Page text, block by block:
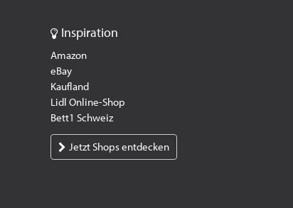
Inspiration
Amazon
eBay
Kaufland
Lidl Online-Shop
Bett1 Schweiz
Jetzt Shops entdecken